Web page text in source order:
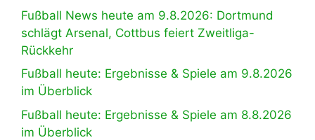
Fußball News heute am 9.8.2026: Dortmund
schlägt Arsenal, Cottbus feiert Zweitliga-
Rückkehr
Fußball heute: Ergebnisse & Spiele am 9.8.2026
im Überblick
Fußball heute: Ergebnisse & Spiele am 8.8.2026
im Überblick